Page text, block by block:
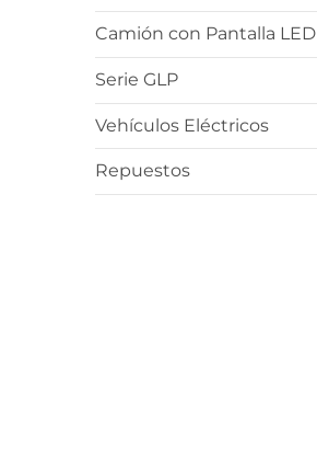
Camión con Pantalla LED
Serie GLP
Vehículos Eléctricos
Repuestos